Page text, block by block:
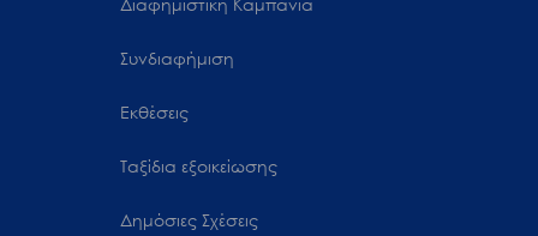
Συνδιαφήμιση
Εκθέσεις
Ταξίδια εξοικείωσης
Δημόσιες Σχέσεις